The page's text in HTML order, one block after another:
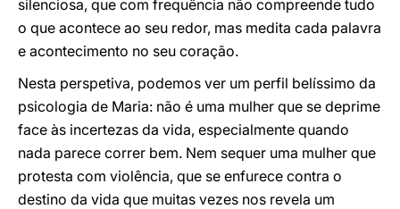
silenciosa, que com frequência não compreende tudo
o que acontece ao seu redor, mas medita cada palavra
e acontecimento no seu coração.
Nesta perspetiva, podemos ver um perfil belíssimo da
psicologia de Maria: não é uma mulher que se deprime
face às incertezas da vida, especialmente quando
nada parece correr bem. Nem sequer uma mulher que
protesta com violência, que se enfurece contra o
destino da vida que muitas vezes nos revela um